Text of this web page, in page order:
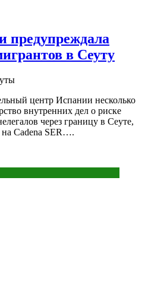
предупреждала
в Сеуту
центр Испании несколько
внутренних дел о риске
через границу в Сеуте,
Cadena SER….